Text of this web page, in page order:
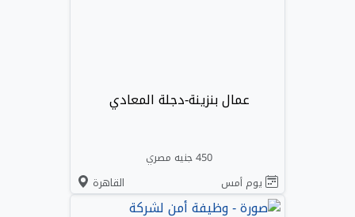
عمال بنزينة-دجلة المعادي
450 جنيه مصري
يوم أمس
القاهرة